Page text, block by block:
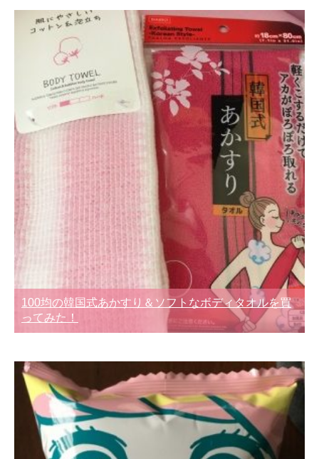
100均の韓国式あかすり＆ソフトなボディタオルを買
ってみた！